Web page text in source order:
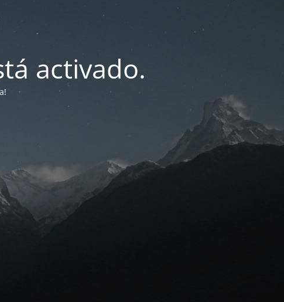
activado.